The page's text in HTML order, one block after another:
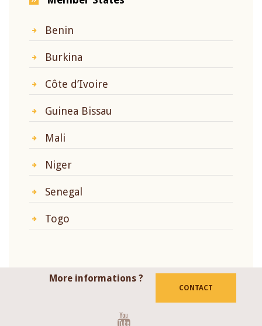
Benin
Burkina
Côte d’Ivoire
Guinea Bissau
Mali
Niger
Senegal
Togo
More informations ?
CONTACT